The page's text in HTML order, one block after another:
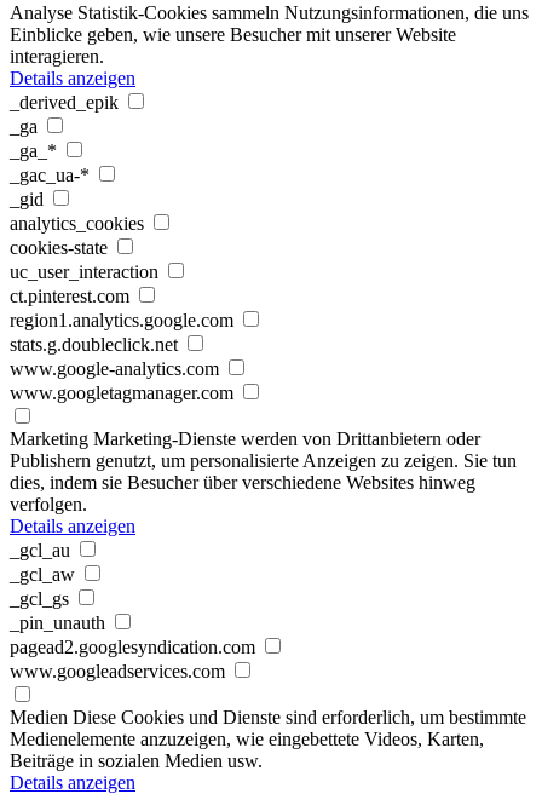
Analyse Statistik-Cookies sammeln Nutzungsinformationen, die uns
Einblicke geben, wie unsere Besucher mit unserer Website
interagieren.
Details anzeigen
_derived_epik
_ga
_ga_*
_gac_ua-*
_gid
analytics_cookies
cookies-state
uc_user_interaction
ct.pinterest.com
region1.analytics.google.com
stats.g.doubleclick.net
www.google-analytics.com
www.googletagmanager.com
Marketing Marketing-Dienste werden von Drittanbietern oder
Publishern genutzt, um personalisierte Anzeigen zu zeigen. Sie tun
dies, indem sie Besucher über verschiedene Websites hinweg
verfolgen.
Details anzeigen
_gcl_au
_gcl_aw
_gcl_gs
_pin_unauth
pagead2.googlesyndication.com
www.googleadservices.com
Medien Diese Cookies und Dienste sind erforderlich, um bestimmte
Medienelemente anzuzeigen, wie eingebettete Videos, Karten,
Beiträge in sozialen Medien usw.
Details anzeigen